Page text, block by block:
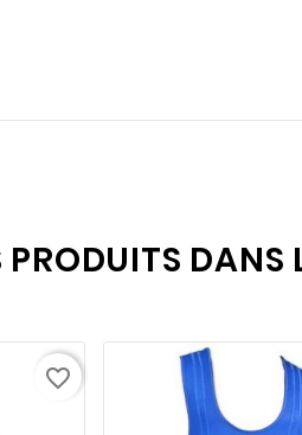
PRODUITS DANS
favorite_border